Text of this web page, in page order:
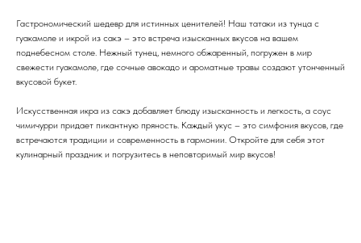
Гастрономический шедевр для истинных ценителей! Наш татаки из тунца с
гуакамоле и икрой из сакэ – это встреча изысканных вкусов на вашем
поднебесном столе. Нежный тунец, немного обжаренный, погружен в мир
свежести гуакамоле, где сочные авокадо и ароматные травы создают утонченный
вкусовой букет.
Искусственная икра из сакэ добавляет блюду изысканность и легкость, а соус
чимичурри придает пикантную пряность. Каждый укус – это симфония вкусов, где
встречаются традиции и современность в гармонии. Откройте для себя этот
кулинарный праздник и погрузитесь в неповторимый мир вкусов!